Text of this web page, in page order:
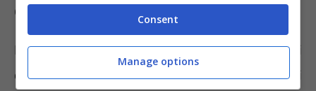
come funzionano?
Il lavoratore che beneficia dei permessi
derivanti dalla Legge 104 per l’assistenza di
Consent
Manage options